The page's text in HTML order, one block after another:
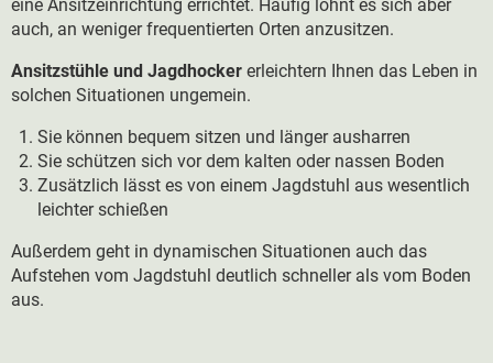
eine Ansitzeinrichtung errichtet. Häufig lohnt es sich aber
auch, an weniger frequentierten Orten anzusitzen.
Ansitzstühle und Jagdhocker erleichtern Ihnen das Leben in
solchen Situationen ungemein.
Sie können bequem sitzen und länger ausharren
Sie schützen sich vor dem kalten oder nassen Boden
Zusätzlich lässt es von einem Jagdstuhl aus wesentlich
leichter schießen
Außerdem geht in dynamischen Situationen auch das
Aufstehen vom Jagdstuhl deutlich schneller als vom Boden
aus.